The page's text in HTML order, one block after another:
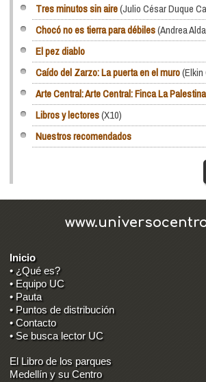
Tres minutos sin aire(Julio César Duque
Chocó no es tierra para débiles(Andrea
El pez diablo
Caído del Zarzo: La puerta en el muro(Elkin
Arte Central: Arte Central: Finca La
Libros y lectores(X10)
Nuestros recomendados
Inicio
• ¿Qué es?
• Equipo UC
• Pauta
• Puntos de distribución
• Contacto
• Se busca lector UC
El Libro de los parques
Medellín y su Centro